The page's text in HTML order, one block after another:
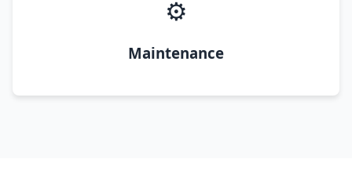
⚙️
Maintenance